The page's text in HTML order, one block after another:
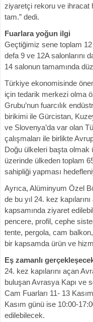
ziyaretçi rekoru ve ihracat
tam.” dedi.
Fuarlara yoğun ilgi
Geçtiğimiz sene toplam
defa 9 ve 12A salonlarını
14 salonun tamamında
Türkiye ekonomisinde
için tedarik merkezi olma
Grubu’nun fuarcılık
birikimi ile Gürcistan,
ve Slovenya’da var olan
çalışmaları ile birlikte
Doğu ülkeleri başta olmak
üzerinde ülkeden toplam
sahipliği yapması
Ayrıca, Alüminyum Özel
de bu yıl 24. kez
kapsamında ziyaret
pencere, profil, cephe
tente, pergola, cam
bir kapsamda ürün ve
Eş zamanlı
24. kez kapılarını açan
buluşan Avrasya Kapı ve
Cam Fuarları 11- 13
Kasım günü ise 10:00-
edilebilecek.